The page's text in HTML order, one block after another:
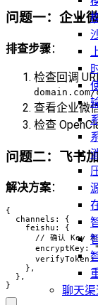
聊天
问题一：企业
排查步骤：
检查回调
查看企业微
检查
问题二：飞书
解决方案：
{
  channels: {
    feishu: {
// 确认 Key
encryptKey: "
verifyToken: "
    },
  },
}